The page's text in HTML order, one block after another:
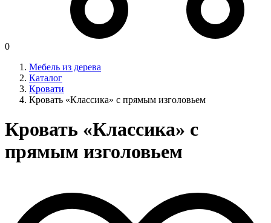
0
Мебель из дерева
Каталог
Кровати
Кровать «Классика» с прямым изголовьем
Кровать «Классика» с
прямым изголовьем